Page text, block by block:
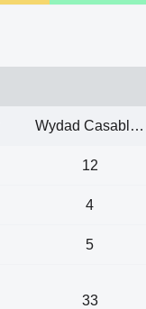
Wydad Casablanca
12
4
5
33